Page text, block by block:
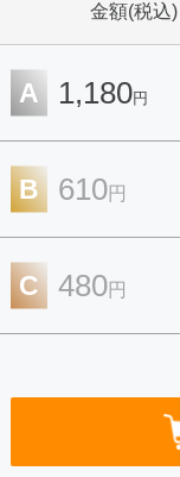
金額(税込)
A 1,180円
B 610円
C 480円